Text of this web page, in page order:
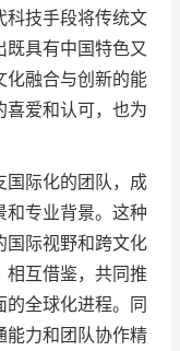
科技手段将传统文
具有中国特色又
化融合与创新的能
爱和认可，也为
国际化的团队，成
和专业背景。这种
国际视野和跨文化
互借鉴，共同推
全球化进程。同
能力和团队协作精